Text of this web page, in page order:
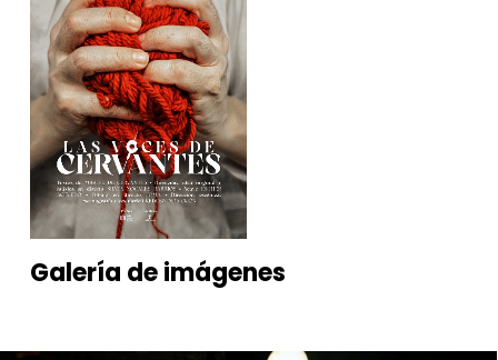
Comunicación y distribución
Distribución: Falparsi Music (J.
de Noriega)
Diseño gráfico y fotografía
Adrián Fernández (fotografía y
diseño gráfico), Sandra Soria
(fotografía).
Galería deimágenes